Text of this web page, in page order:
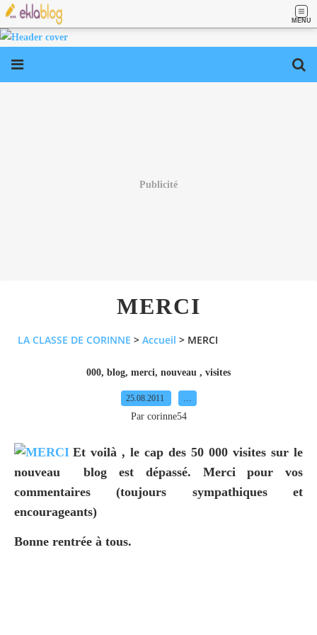
MENU
Publicité
MERCI
LA CLASSE DE CORINNE > Accueil > MERCI
000, blog, merci, nouveau , visites
25.08.2011
Par corinne54
Et voilà , le cap des 50 000 visites sur le
nouveau blog est dépassé. Merci pour vos
commentaires (toujours sympathiques et
encourageants)
Bonne rentrée à tous.